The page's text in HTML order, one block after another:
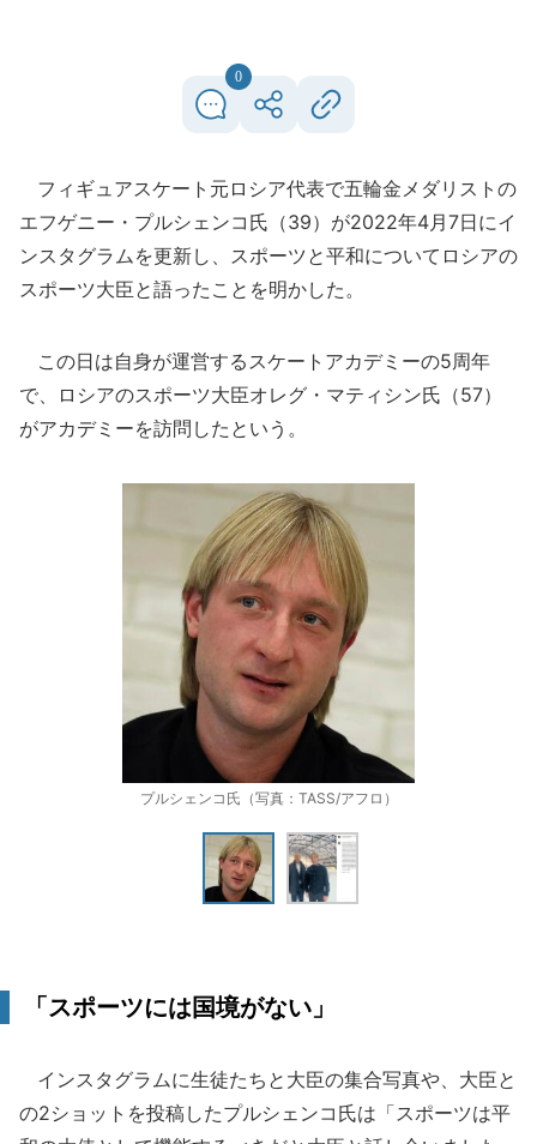
0
フィギュアスケート元ロシア代表で五輪金メダリストの
エフゲニー・プルシェンコ氏（39）が2022年4月7日にイ
ンスタグラムを更新し、スポーツと平和についてロシアの
スポーツ大臣と語ったことを明かした。
この日は自身が運営するスケートアカデミーの5周年
で、ロシアのスポーツ大臣オレグ・マティシン氏（57）
がアカデミーを訪問したという。
プルシェンコ氏（写真：TASS/アフロ）
「スポーツには国境がない」
インスタグラムに生徒たちと大臣の集合写真や、大臣と
の2ショットを投稿したプルシェンコ氏は「スポーツは平